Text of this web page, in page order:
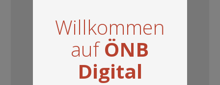
Willkommen
aufÖNB
Digital